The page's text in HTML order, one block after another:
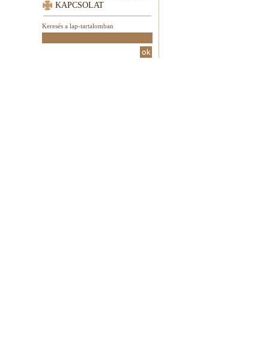
KAPCSOLAT
Keresés a lap-tartalomban